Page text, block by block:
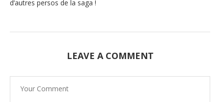
d’autres persos de la saga !
LEAVE A COMMENT